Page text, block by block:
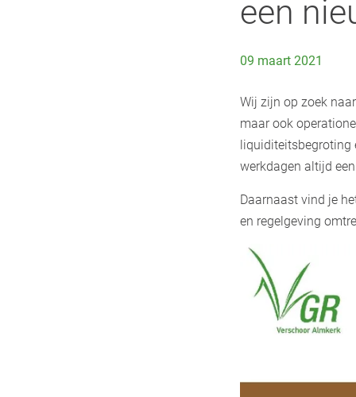
een
09 maart 2021
Wij zijn op zoek
maar ook
liquiditeitsbegroting
werkdagen altijd
Daarnaast vind je
en regelgeving